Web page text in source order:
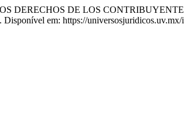
DERECHOS DE LOS
em: https://